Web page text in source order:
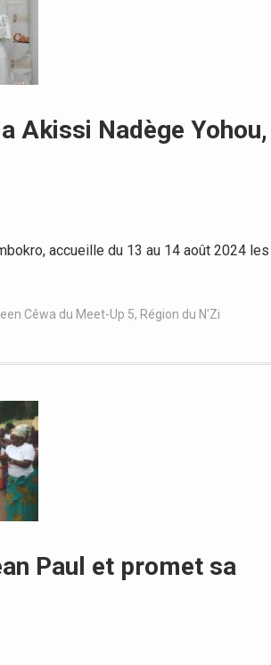
Akissi Nadège Yohou,
accueille du 13 au 14 août 2024 les
Cêwa du Meet-Up 5, Région du N'Zi
Paul et promet sa